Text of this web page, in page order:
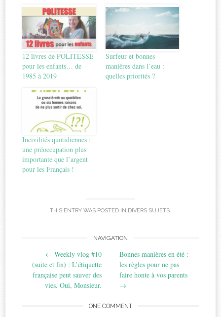
12 livres de POLITESSE
pour les enfants… de
1985 à 2019
Surfeur et bonnes
manières dans l’eau :
quelles priorités ?
Incivilités quotidiennes :
une préoccupation plus
importante que l’argent
pour les Français !
THIS ENTRY WAS POSTED IN DIVERS SUJETS.
navigation
NAVIGATION
← Weekly vlog #10
(suite et fin) : L’étiquette
française peut sauver des
vies. Oui, Monsieur.
Bonnes manières en été :
les règles pour ne pas
faire honte à vos parents
→
ONE COMMENT